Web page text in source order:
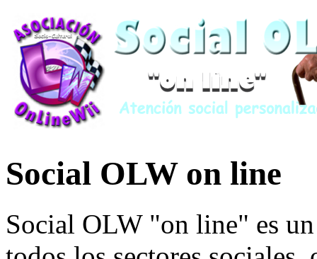
Social OLW on line
Social OLW "on line" es